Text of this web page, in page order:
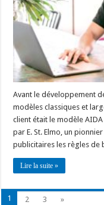
Avant le développement
modèles classiques et
client était le modèle
par E. St. Elmo, un
publicitaires les règles
Lire la suite »
1 2 3 »